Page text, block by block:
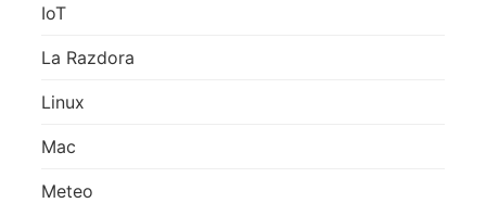
IoT
La Razdora
Linux
Mac
Meteo